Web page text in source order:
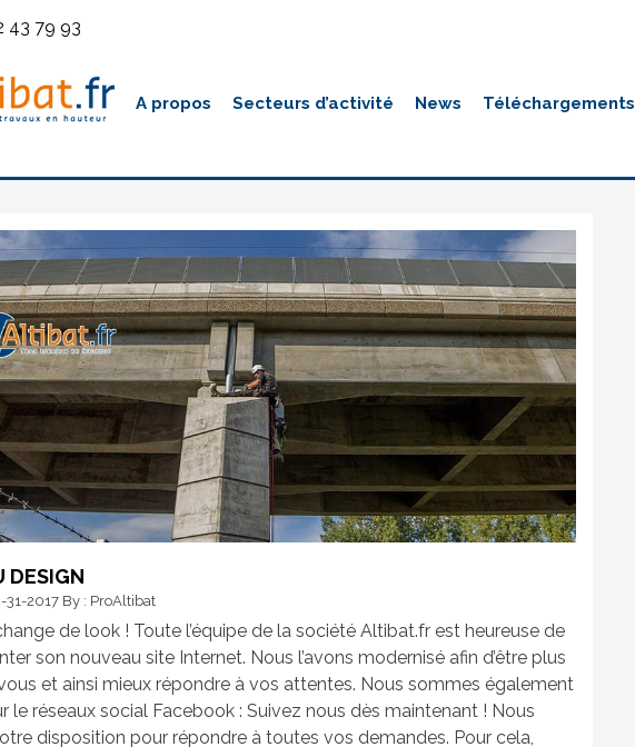
43 79 93
A propos Secteurs d’activité News Téléchargements
DESIGN
31-2017 By : ProAltibat
de look ! Toute l’équipe de la société Altibat.fr est heureuse de
son nouveau site Internet. Nous l’avons modernisé afin d’être plus
et ainsi mieux répondre à vos attentes. Nous sommes également
le réseaux social Facebook : Suivez nous dès maintenant ! Nous
disposition pour répondre à toutes vos demandes. Pour cela,